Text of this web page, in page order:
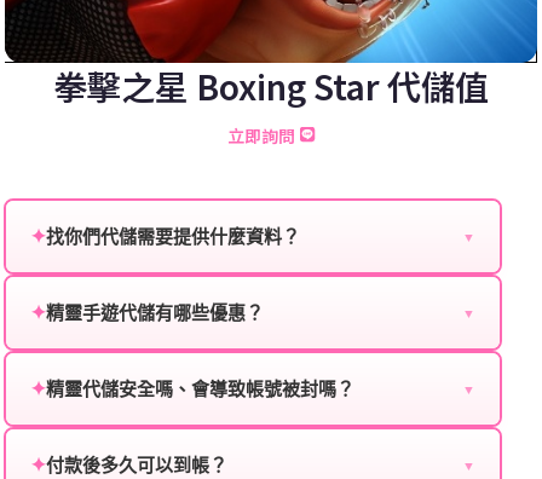
拳擊之星 Boxing Star 代儲值
立即詢問
✦找你們代儲需要提供什麼資料？ ▼
服：
✦精靈手遊代儲有哪些優惠？ ▼
贈送、大額儲值優惠及節日限定活動，儲值最低6折
✦精靈代儲安全嗎、會導致帳號被封嗎？ ▼
單，不使用外掛程式、非法點數或異常儲值管道。您獲
✦付款後多久可以到帳？ ▼